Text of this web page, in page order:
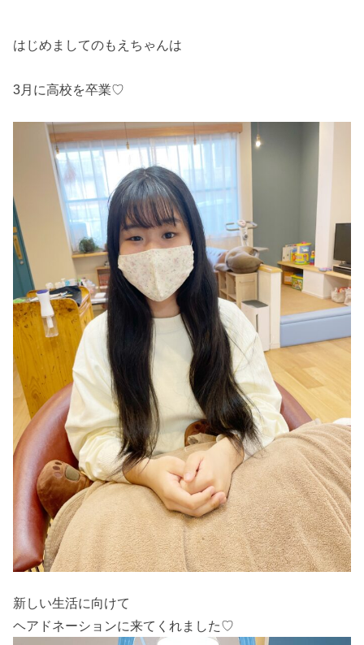
はじめましてのもえちゃんは
3月に高校を卒業♡
新しい生活に向けて
ヘアドネーションに来てくれました♡